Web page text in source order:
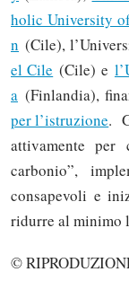
holic University
n (Cile),
el Cile (Cile) e
a (Finlandia),
per l’istruzione.
attivamente per
carbonio”,
consapevoli e
ridurre al minimo
©
Solo gli